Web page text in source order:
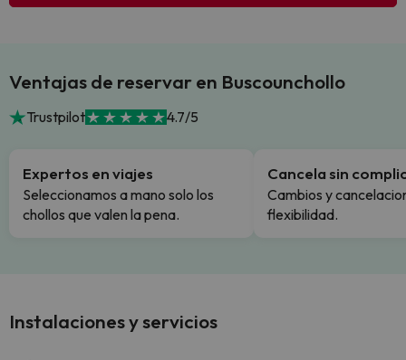
Ventajas de reservar en Buscounchollo
Trustpilot 4.7/5
Expertos en viajes
Seleccionamos a mano solo los
chollos que valen la pena.
Cancela sin
Cambios y
flexibilidad.
Instalaciones y servicios